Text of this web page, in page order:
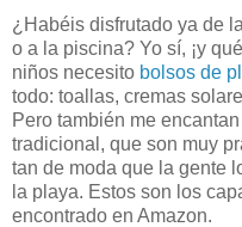
¿Habéis disfrutado ya de
o a la piscina? Yo sí, ¡y
niños necesito bolsos de
todo: toallas, cremas
Pero también me
tradicional, que son muy
tan de moda que la gente
la playa. Estos son los
encontrado en Amazon.